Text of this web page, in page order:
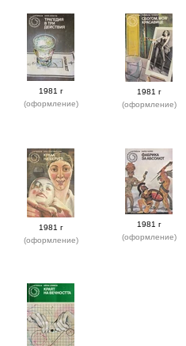
1981 г
(оформление)
1981 г
(оформление)
1981 г
(оформление)
1981 г
(оформление)